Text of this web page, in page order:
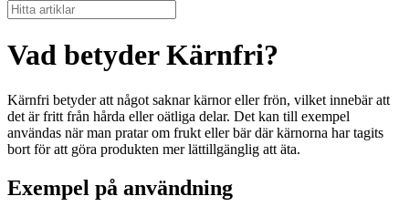
Vad betyder Kärnfri?
Kärnfri betyder att något saknar kärnor eller frön, vilket innebär att
det är fritt från hårda eller oätliga delar. Det kan till exempel
användas när man pratar om frukt eller bär där kärnorna har tagits
bort för att göra produkten mer lättillgänglig att äta.
Exempel på användning